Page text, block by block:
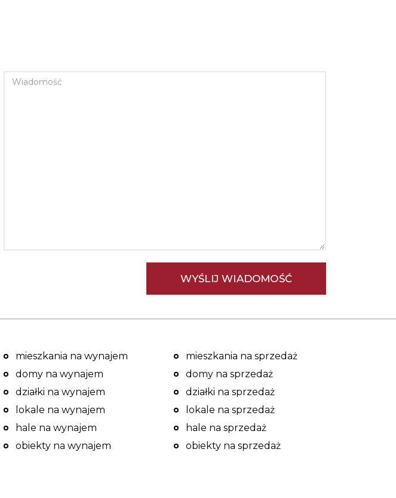
mieszkania na wynajem
domy na wynajem
działki na wynajem
lokale na wynajem
hale na wynajem
obiekty na wynajem
mieszkania na sprzedaż
domy na sprzedaż
działki na sprzedaż
lokale na sprzedaż
hale na sprzedaż
obiekty na sprzedaż